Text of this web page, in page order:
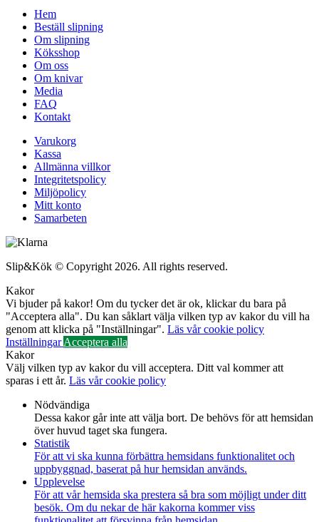
Hem
Beställ slipning
Om slipning
Köksshop
Om oss
Om knivar
Media
FAQ
Kontakt
Varukorg
Kassa
Allmänna villkor
Integritetspolicy
Miljöpolicy
Mitt konto
Samarbeten
Slip&Kök © Copyright 2026. All rights reserved.
Kakor
Vi bjuder på kakor! Om du tycker det är ok, klickar du bara på
"Acceptera alla". Du kan såklart välja vilken typ av kakor du vill ha
genom att klicka på "Inställningar". Läs vår cookie policy
InställningarAcceptera alla
Kakor
Välj vilken typ av kakor du vill acceptera. Ditt val kommer att
sparas i ett år. Läs vår cookie policy
Nödvändiga
Dessa kakor går inte att välja bort. De behövs för att hemsidan
över huvud taget ska fungera.
Statistik
För att vi ska kunna förbättra hemsidans funktionalitet och
uppbyggnad, baserat på hur hemsidan används.
Upplevelse
För att vår hemsida ska prestera så bra som möjligt under ditt
besök. Om du nekar de här kakorna kommer viss